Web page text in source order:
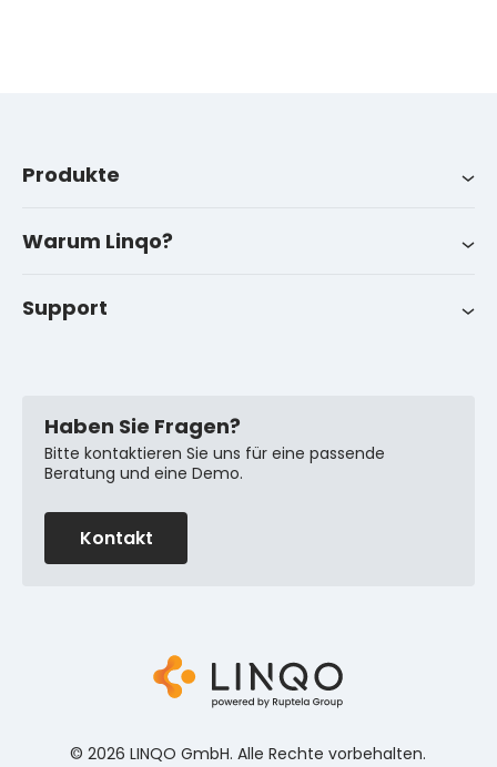
© 2026 LINQO GmbH. Alle Rechte vorbehalten.
Produkte
Branchen
Warum Linqo?
Kontakt
Support
FAQ
Haben Sie Fragen?
Bitte kontaktieren Sie uns für eine passende
Beratung und eine Demo.
Kontakt